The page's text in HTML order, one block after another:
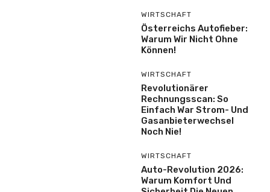
WIRTSCHAFT
Österreichs Autofieber:
Warum Wir Nicht Ohne
Können!
WIRTSCHAFT
Revolutionärer
Rechnungsscan: So
Einfach War Strom- Und
Gasanbieterwechsel
Noch Nie!
WIRTSCHAFT
Auto-Revolution 2026:
Warum Komfort Und